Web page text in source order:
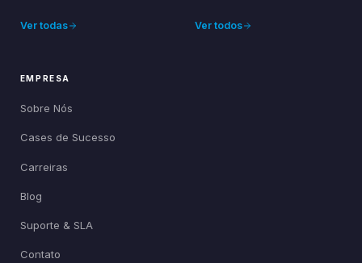
Ver todas Ver todos
EMPRESA
Sobre Nós
Cases de Sucesso
Carreiras
Blog
Suporte & SLA
Contato